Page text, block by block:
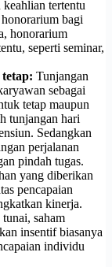
keahlian tertentu
bagi
honorarium
seperti seminar,
Tunjangan
sebagai
tetap maupun
tunjangan hari
Sedangkan
perjalanan
pindah tugas.
yang diberikan
pencapaian
kinerja.
saham
insentif biasanya
individu